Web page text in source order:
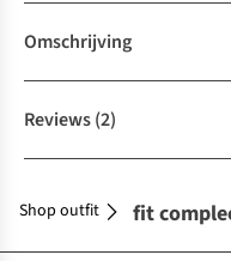
Omschrijving
Reviews(2)
Maak je outfit
Shop outfit